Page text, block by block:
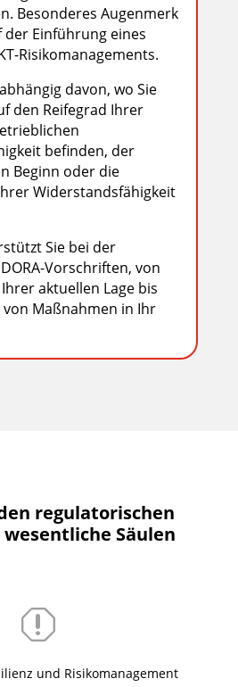
Besonderes Augenmerk
der Einführung eines
Risikomanagements.
davon, wo Sie
den Reifegrad Ihrer
befinden, der
Beginn oder die
Widerstandsfähigkeit
Sie bei der
Vorschriften, von
aktuellen Lage bis
Maßnahmen in Ihr
regulatorischen
wesentliche Säulen
q
und Risikomanagement